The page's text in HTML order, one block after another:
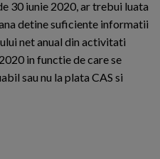
30 iunie 2020, ar trebui luata
detine suficiente informatii
net anual din activitati
in functie de care se
sau nu la plata CAS si